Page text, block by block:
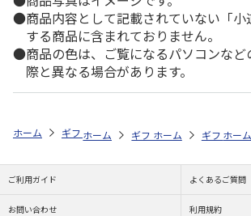
商品内容として記載されていない「
する商品に含まれておりません。
商品の色は、ご覧になるパソコンなど
際と異なる場合があります。
ホーム ギフト通販 商品ジャンル グッズ
ホーム ギフト通販 商品ジャンル
ホーム ギフト通販
ホーム
ご利用ガイド よくあるご質問
お問い合わせ 利用規約